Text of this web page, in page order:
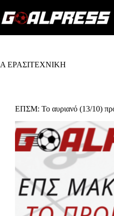
to
content
Α ΕΡΑΣΙΤΕΧΝΙΚΗ
ΕΠΣΜ: Το αυριανό (13/10)